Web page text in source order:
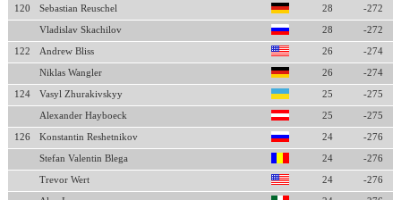
120 Sebastian Reuschel 28 -272
Vladislav Skachilov 28 -272
122 Andrew Bliss 26 -274
Niklas Wangler 26 -274
124 Vasyl Zhurakivskyy 25 -275
Alexander Hayboeck 25 -275
126 Konstantin Reshetnikov 24 -276
Stefan Valentin Blega 24 -276
Trevor Wert 24 -276